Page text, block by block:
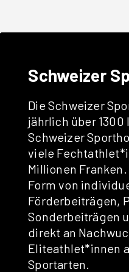
Schweizer
DieSchweizer
jährlich über
Schweizer
viele
Millionen
Form von
Förderbeiträgen,
Sonderbeiträgen
direkt an
Eliteathlet*innen
Sportarten.